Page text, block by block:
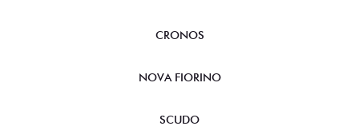
CRONOS
NOVA FIORINO
SCUDO